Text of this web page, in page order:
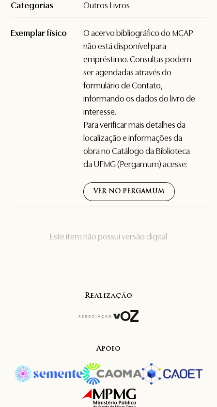
Este item não possui versão digital
Categorias Outros Livros
Exemplar físico
O acervo bibliográfico do MCAP
não está disponível para
empréstimo. Consultas podem
ser agendadas através do
formulário deContato,
informando os dados do livro de
interesse.
Para verificar mais detalhes da
localização e informações da
obra no Catálogo da Biblioteca
da UFMG (Pergamum) acesse:
VER NO PERGAMUM
Realização
Apoio